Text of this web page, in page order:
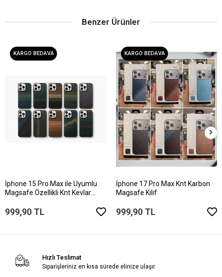
Benzer Ürünler
KARGO BEDAVA
İphone 15 Pro Max ile Uyumlu
Magsafe Özellikli Knt Kevlar
999,90 TL
KARGO BEDAVA
İphone 17 Pro Max Knt Karbon
Magsafe Kılıf
999,90 TL
Hızlı Teslimat
Siparişleriniz en kısa sürede elinize ulaşır.